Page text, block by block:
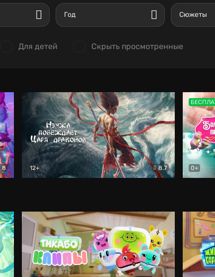
Год Сюжеты
Для детей Скрыть просмотренные
12+ 8.7 0+